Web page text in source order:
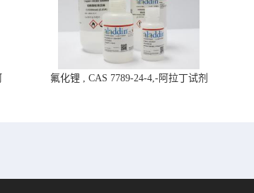
氟化锂 , CAS 7789-24-4,-阿拉丁试剂